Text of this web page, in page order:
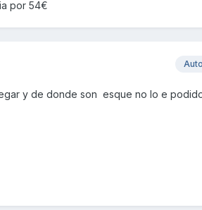
por 54€
y de donde son esque no lo e